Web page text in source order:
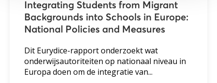
Integrating Students from Migrant
Backgrounds into Schools in Europe:
National Policies and Measures
Dit Eurydice-rapport onderzoekt wat
onderwijsautoriteiten op nationaal niveau in
Europa doen om de integratie van...